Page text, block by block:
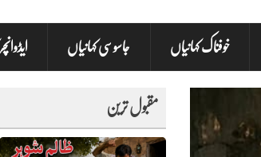
خوفناک کہانیاں جاسوسی کہانیاں
مقبول ترین